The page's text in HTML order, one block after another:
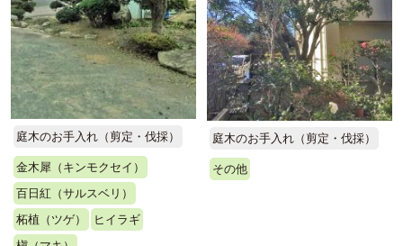
庭木のお手入れ（剪定・伐採）
金木犀（キンモクセイ）
百日紅（サルスベリ）
柘植（ツゲ）
ヒイラギ
庭木のお手入れ（剪定・伐採）
その他